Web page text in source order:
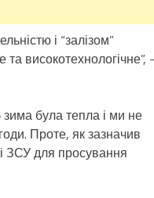
і “залізом”
високотехнологічне”,
була тепла і ми не
Проте, як зазначив
ЗСУ для просування